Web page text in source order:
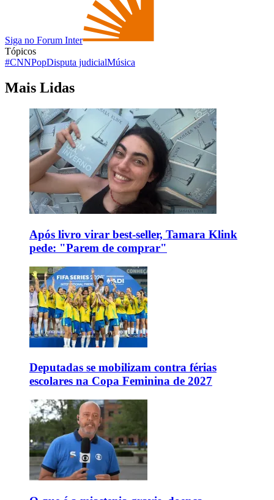
Siga no Forum Inter
Tópicos
#CNNPopDisputa judicialMúsica
Mais Lidas
Após livro virar best-seller, Tamara Klink
pede: "Parem de comprar"
Deputadas se mobilizam contra férias
escolares na Copa Feminina de 2027